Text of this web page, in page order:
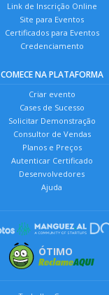
Link de Inscrição Online
Site para Eventos
Certificados para Eventos
Credenciamento
COMECE NA PLATAFORMA
Criar evento
Cases de Sucesso
Solicitar Demonstração
Consultor de Vendas
Planos e Preços
Autenticar Certificado
Desenvolvedores
Ajuda
ÓTIMO